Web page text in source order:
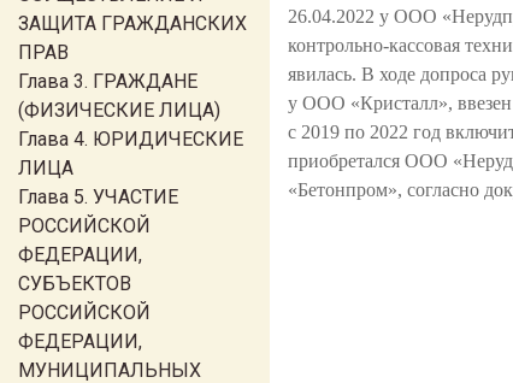
ЗАЩИТА ГРАЖДАНСКИХ
ПРАВ
Глава 3. ГРАЖДАНЕ
(ФИЗИЧЕСКИЕ ЛИЦА)
Глава 4. ЮРИДИЧЕСКИЕ
ЛИЦА
Глава 5. УЧАСТИЕ
РОССИЙСКОЙ
ФЕДЕРАЦИИ,
СУБЪЕКТОВ
РОССИЙСКОЙ
ФЕДЕРАЦИИ,
МУНИЦИПАЛЬНЫХ
26.04.2022 у ООО
контрольно-кассовая
явилась. В ходе допроса
у ООО «Кристалл»,
с 2019 по 2022 год
приобретался ООО
«Бетонпром», согласно